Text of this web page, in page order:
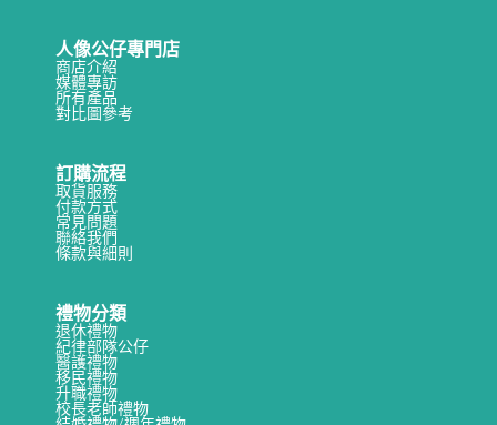
人像公仔專門店
商店介紹
媒體專訪
所有產品
對比圖參考
訂購流程
取貨服務
付款方式
常見問題
聯絡我們
條款與細則
禮物分類
退休禮物
紀律部隊公仔
醫護禮物
移民禮物
升職禮物
校長老師禮物